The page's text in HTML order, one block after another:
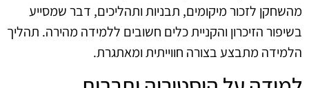
מהשחקן לזכור מיקומים, תבניות ותהליכים, דבר שמסייע
בשיפור הזיכרון והקניית כלים חשובים ללמידה מהירה. תהליך
הלמידה מתבצע בצורה חווייתית ומאתגרת.